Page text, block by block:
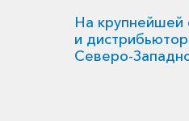
На крупнейшей
и
Северо-